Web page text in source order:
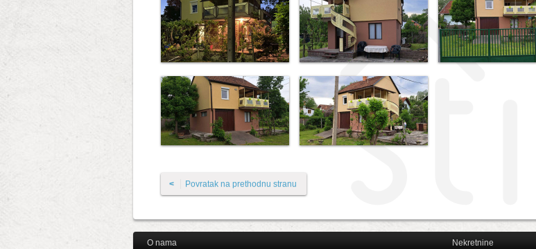
< Povratak na prethodnu stranu
O nama Nekretnine